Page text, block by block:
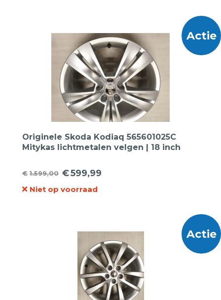
Actie
Originele Skoda Kodiaq 565601025C
Mitykas lichtmetalen velgen | 18 inch
€1.599,00
Oorspronkelijke
prijs
€599,99
Huidige
prijs
Niet op voorraad
Actie